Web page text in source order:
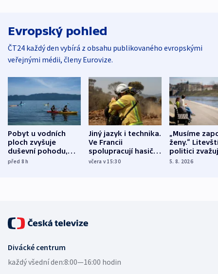
Evropský pohled
ČT24 každý den vybírá z obsahu publikovaného evropskými
veřejnými médii, členy Eurovize.
Pobyt u vodních
ploch zvyšuje
duševní pohodu,
ukázala
před 8h
Jiný jazyk i technika.
Ve Francii
spolupracují hasiči z
různých zemí
včera v 15:30
„Musíme
ženy.“
politici
dohodu o
5. 8. 2026
Divácké centrum
každý všední den:8:00—16:00 hodin